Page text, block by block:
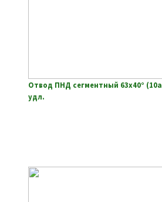
Отвод ПНД сегментный 63х40°
удл.